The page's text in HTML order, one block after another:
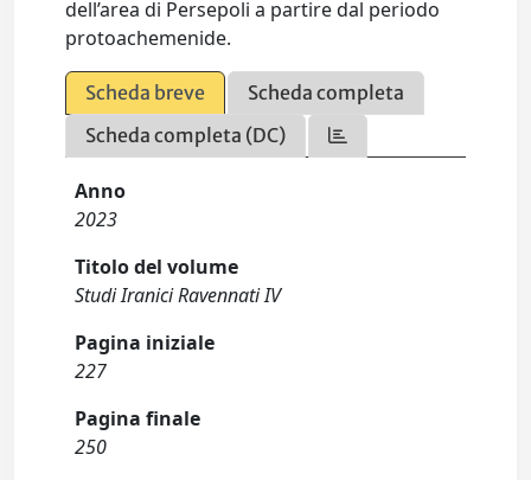
dell’area di Persepoli a partire dal periodo
protoachemenide.
Scheda breve
Scheda completa
Scheda completa (DC)
Anno
2023
Titolo del volume
Studi Iranici Ravennati IV
Pagina iniziale
227
Pagina finale
250